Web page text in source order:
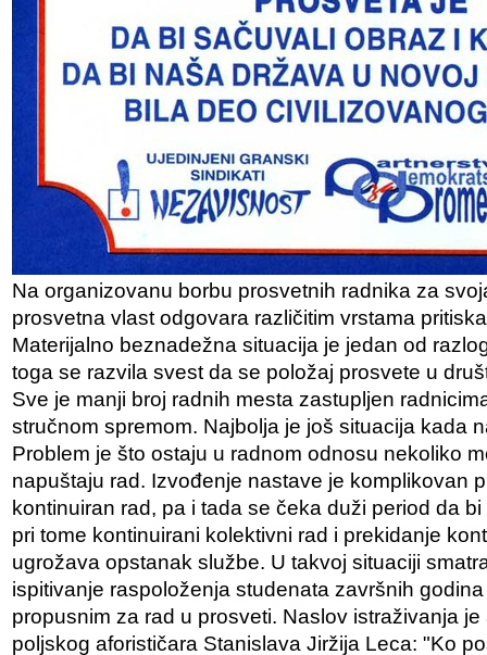
Na organizovanu borbu prosvetnih radnika za
prosvetna vlast odgovara različitim vrstama
Materijalno beznadežna situacija je jedan od
toga se razvila svest da se položaj prosvete u
Sve je manji broj radnih mesta zastupljen
stručnom spremom. Najbolja je još situacija kada
Problem je što ostaju u radnom odnosu nekoliko
napuštaju rad. Izvođenje nastave je komplikovan
kontinuiran rad, pa i tada se čeka duži period da
pri tome kontinuirani kolektivni rad i prekidanje
ugrožava opstanak službe. U takvoj situaciji
ispitivanje raspoloženja studenata završnih
propusnim za rad u prosveti. Naslov istraživanja
poljskog aforističara Stanislava Jiržija Leca: "Ko